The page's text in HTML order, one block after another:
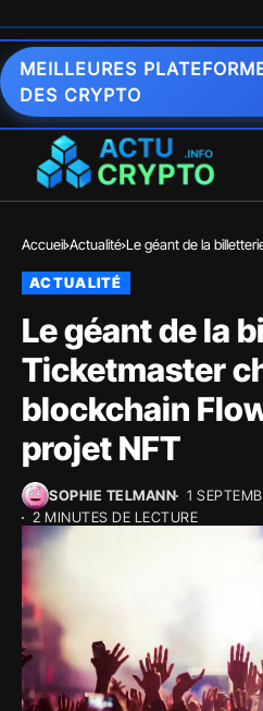
MEILLEURES
DES CRYPTO
Accueil Actualité Le géant de la
ACTUALITÉ
Le géant de la
Ticketmaster
blockchain
projet NFT
SOPHIE TELMANN
1
2 MINUTES DE LECTURE